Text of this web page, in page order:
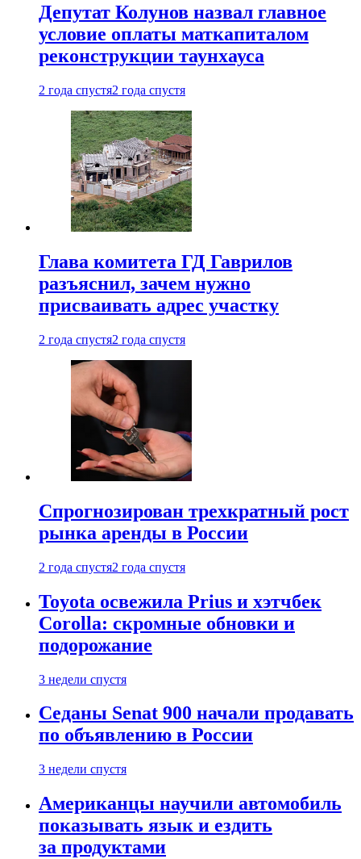
Депутат Колунов назвал главное
условие оплаты маткапиталом
реконструкции таунхауса
2 года спустя2 года спустя
Глава комитета ГД Гаврилов
разъяснил, зачем нужно
присваивать адрес участку
2 года спустя2 года спустя
Спрогнозирован трехкратный рост
рынка аренды в России
2 года спустя2 года спустя
Toyota освежила Prius и хэтчбек
Corolla: скромные обновки и
подорожание
3 недели спустя
Седаны Senat 900 начали продавать
по объявлению в России
3 недели спустя
Американцы научили автомобиль
показывать язык и ездить
за продуктами